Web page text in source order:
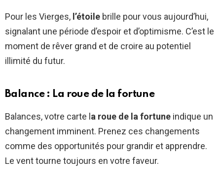
Pour les Vierges, l’étoile brille pour vous aujourd’hui,
signalant une période d’espoir et d’optimisme. C’est le
moment de rêver grand et de croire au potentiel
illimité du futur.
Balance : La roue de la fortune
Balances, votre carte la roue de la fortune indique un
changement imminent. Prenez ces changements
comme des opportunités pour grandir et apprendre.
Le vent tourne toujours en votre faveur.